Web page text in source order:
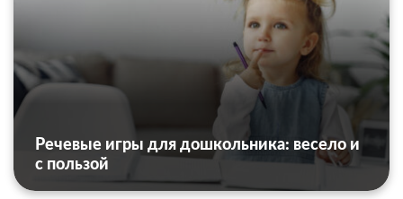
Речевые игры для дошкольника: весело и
с пользой